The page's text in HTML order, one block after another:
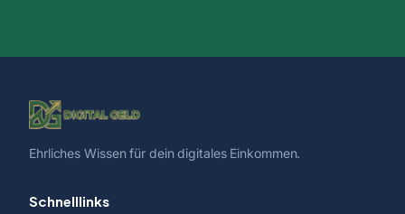
Ehrliches Wissen für dein digitales Einkommen.
Schnelllinks